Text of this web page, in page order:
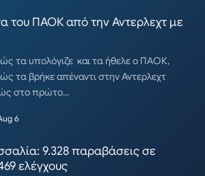
του ΠΑΟΚ από την Αντερλεχτ με
τα υπολόγιζε και τα ήθελε ο ΠΑΟΚ,
τα βρήκε απέναντι στην Αντερλεχτ
στο πρώτο…
6
9.328 παραβάσεις σε
ελέγχους